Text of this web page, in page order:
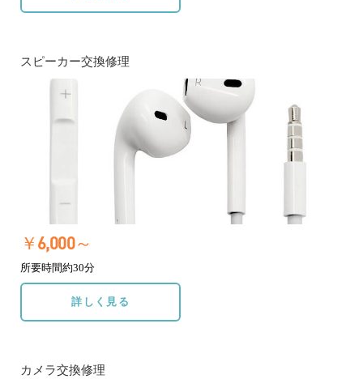
スピーカー交換修理
￥6,000～
所要時間約30分
詳しく見る
カメラ交換修理